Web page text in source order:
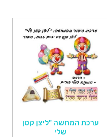
ערכת המחשה "ליצן קטן
שלי